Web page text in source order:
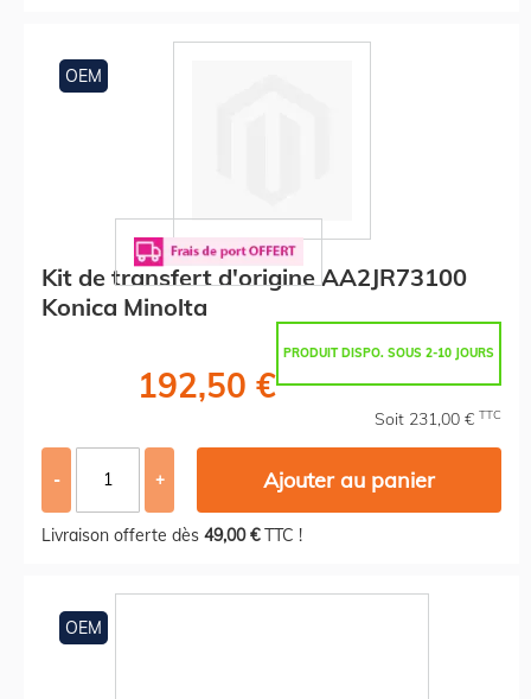
OEM
Kit de transfert d'origine AA2JR73100
Konica Minolta
PRODUIT DISPO. SOUS 2-10 JOURS
192,50 €
Soit 231,00 € TTC
- + Ajouter au panier
Livraison offerte dès 49,00 €TTC !
OEM